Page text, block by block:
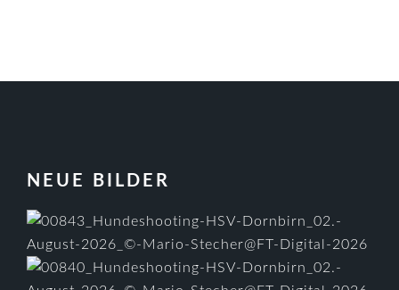
FOOTER
NEUE BILDER